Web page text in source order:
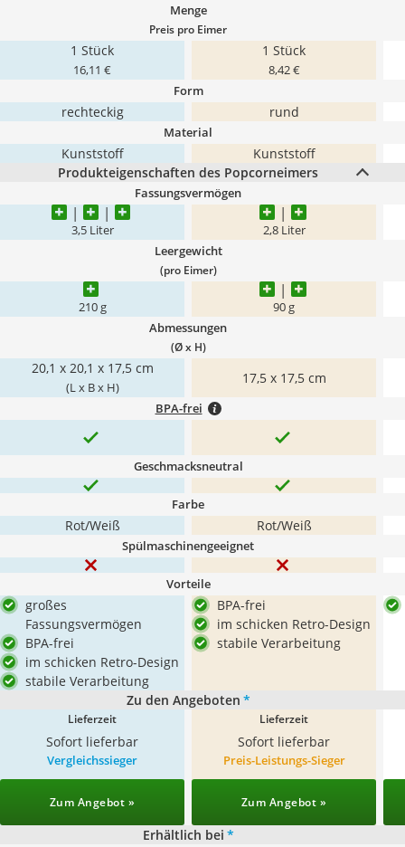
Menge
Preis pro Eimer
1 Stück
16,11 €
1 Stück
8,42 €
Form
rechteckig rund
Material
Kunststoff
Kunststoff
Produkteigenschaften des Popcorneimers
Fassungsvermögen
3,5 Liter 2,8 Liter
Leergewicht
(pro Eimer)
210 g 90 g
Abmessungen
(Ø x H)
20,1 x 20,1 x 17,5 cm
(L x B x H)
17,5 x 17,5 cm
BPA-frei
Geschmacksneutral
Farbe
Rot/Weiß Rot/Weiß
Spülmaschinengeeignet
Vorteile
großes
Fassungsvermögen
BPA-frei
im schicken Retro-Design
stabile Verarbeitung
BPA-frei
im schicken Retro-Design
stabile Verarbeitung
Zu den Angeboten *
Lieferzeit
Sofort lieferbar
Lieferzeit
Sofort lieferbar
Vergleichssieger
Zum Angebot »
Preis-Leistungs-Sieger
Zum Angebot »
Erhältlich bei *